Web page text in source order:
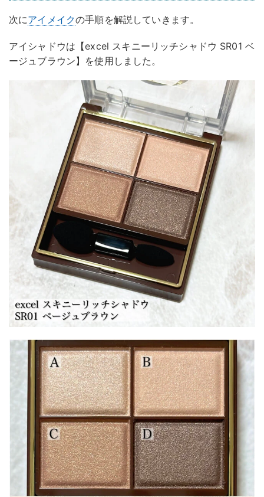
次にアイメイクの手順を解説していきます。
アイシャドウは【excel スキニーリッチシャドウ SR01 ベ
ージュブラウン】を使用しました。